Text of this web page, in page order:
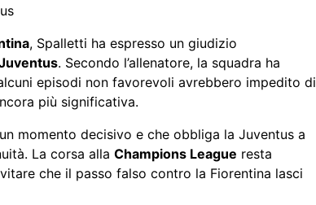
, Spalletti ha espresso un giudizio
. Secondo l’allenatore, la squadra ha
episodi non favorevoli avrebbero impedito di
più significativa.
momento decisivo e che obbliga la Juventus a
La corsa alla Champions League resta
che il passo falso contro la Fiorentina lasci